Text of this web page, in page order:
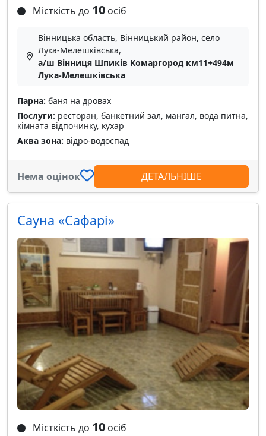
Місткість до 10 осіб
Вінницька область, Вінницький район, село
Лука-Мелешківська,
а/ш Вінниця Шпиків Комаргород км11+494м
Лука-Мелешківська
Парна: баня на дровах
Послуги: ресторан, банкетний зал, мангал, вода питна,
кімната відпочинку, кухар
Аква зона: відро-водоспад
Нема оцінок ДЕТАЛЬНІШЕ
Сауна «Сафарі»
Місткість до 10 осіб